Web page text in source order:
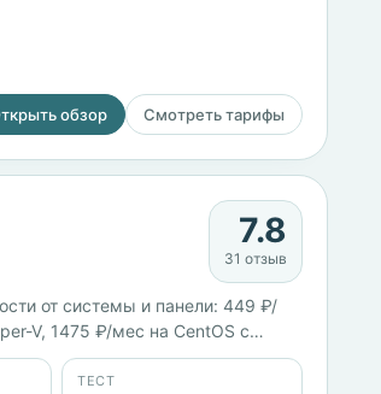
обзор Смотреть тарифы
7.8
31 отзыв
от системы и панели: 449 ₽/
V, 1475 ₽/мес на CentOS с
ТЕСТ